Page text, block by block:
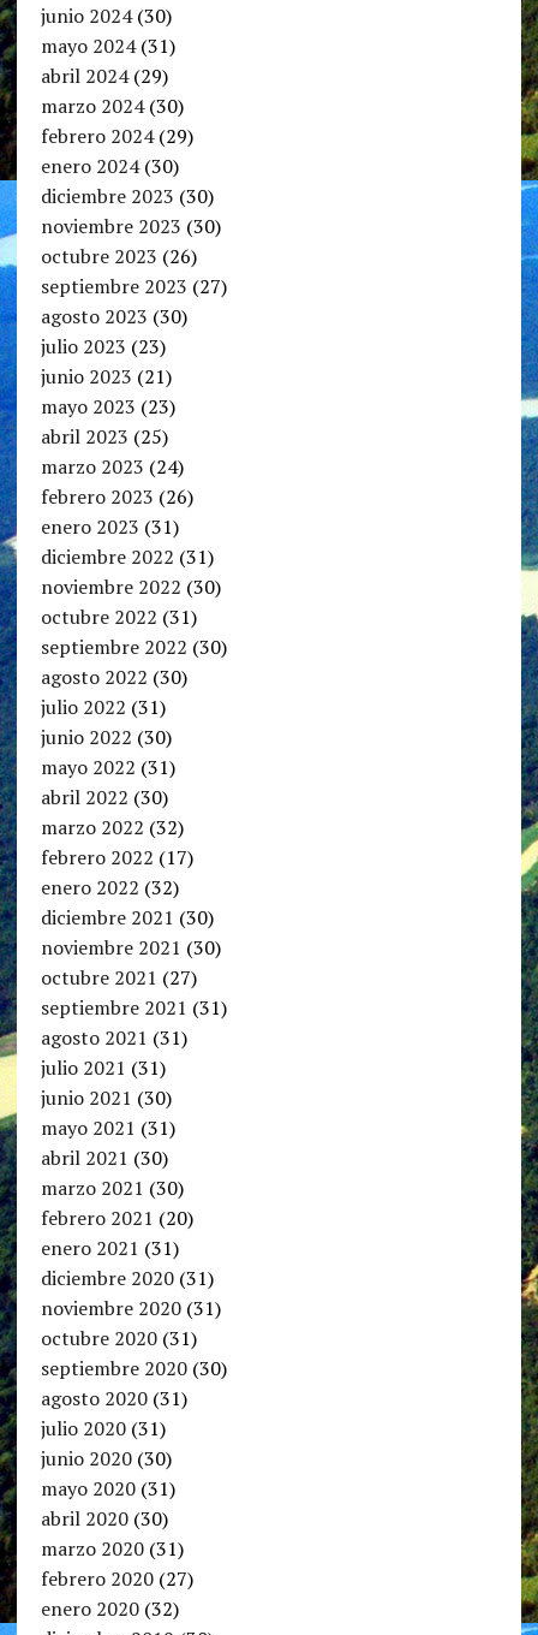
junio 2024(30)
mayo 2024(31)
abril 2024(29)
marzo 2024(30)
febrero 2024(29)
enero 2024(30)
diciembre 2023 (30)
noviembre 2023 (30)
octubre 2023 (26)
septiembre 2023 (27)
agosto 2023 (30)
julio 2023 (23)
junio 2023 (21)
mayo 2023 (23)
abril 2023 (25)
marzo 2023 (24)
febrero 2023 (26)
enero 2023 (31)
diciembre 2022 (31)
noviembre 2022 (30)
octubre 2022 (31)
septiembre 2022 (30)
agosto 2022 (30)
julio 2022 (31)
junio 2022 (30)
mayo 2022 (31)
abril 2022 (30)
marzo 2022 (32)
febrero 2022 (17)
enero 2022 (32)
diciembre 2021 (30)
noviembre 2021 (30)
octubre 2021 (27)
septiembre 2021 (31)
agosto 2021 (31)
julio 2021 (31)
junio 2021 (30)
mayo 2021 (31)
abril 2021 (30)
marzo 2021 (30)
febrero 2021 (20)
enero 2021 (31)
diciembre 2020(31)
noviembre 2020(31)
octubre 2020(31)
septiembre 2020(30)
agosto 2020(31)
julio 2020(31)
junio 2020(30)
mayo 2020(31)
abril 2020(30)
marzo 2020(31)
febrero 2020(27)
enero 2020(32)